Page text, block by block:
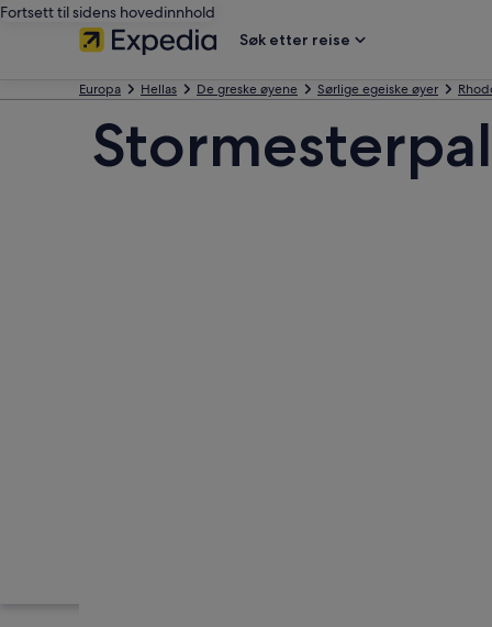
Fortsett til sidens hovedinnhold
Søk etter reise
Europa Hellas De greske øyene Sørlige egeiske øyer